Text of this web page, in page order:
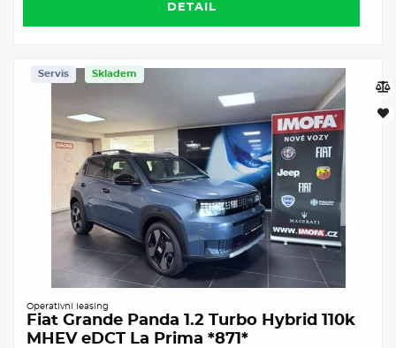
DETAIL
Skladem
Servis
Operativní leasing
Fiat Grande Panda 1.2 Turbo Hybrid 110k
MHEV eDCT La Prima *871*